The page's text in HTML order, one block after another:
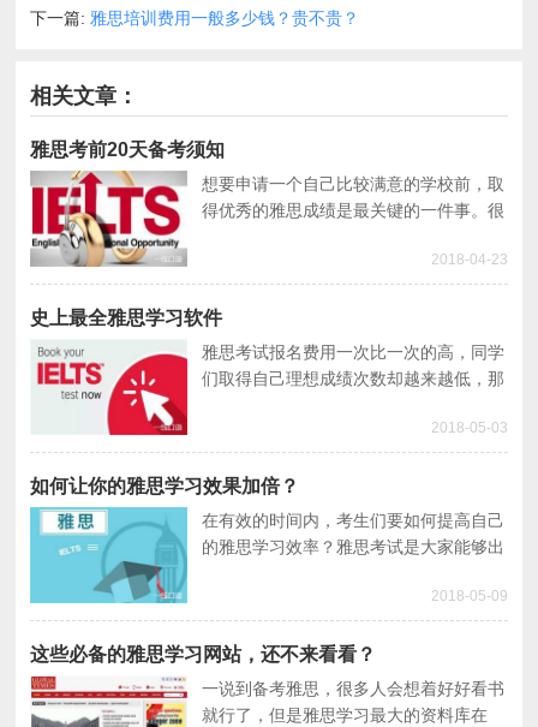
下一篇: 雅思培训费用一般多少钱？贵不贵？
相关文章：
雅思考前20天备考须知
想要申请一个自己比较满意的学校前，取
得优秀的雅思成绩是最关键的一件事。很
巧似乎不是特别了解，究竟要如何备考才
是最好的呢？
2018-04-23
史上最全雅思学习软件
雅思考试报名费用一次比一次的高，同学
们取得自己理想成绩次数却越来越低，那
来呢？这些雅思学习软件肯定都是你需要
的！
2018-05-03
如何让你的雅思学习效果加倍？
在有效的时间内，考生们要如何提高自己
的雅思学习效率？雅思考试是大家能够出
的基础，很多同学正在努力的学习当中，
本篇文章将从雅思听说读写四个板块为大
家总结一些高效率的经验。
2018-05-09
这些必备的雅思学习网站，还不来看看？
一说到备考雅思，很多人会想着好好看书
就行了，但是雅思学习最大的资料库在